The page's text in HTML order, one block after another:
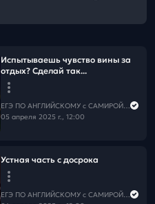
Испытываешь чувство вины за
отдых? Сделай так...
ЕГЭ ПО АНГЛИЙСКОМУ с САМИРОЙ COOLешовой
05 апреля 2025 г., 12:00
Устная часть с досрока
ЕГЭ ПО АНГЛИЙСКОМУ с САМИРОЙ COOLешовой